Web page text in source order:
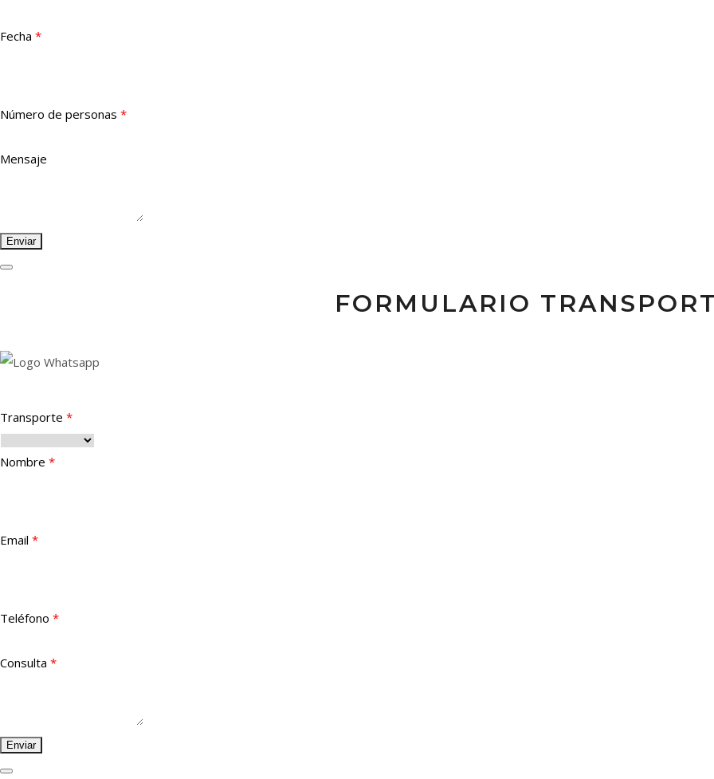
Fecha *
Número de personas *
Mensaje
FORMULARIO
Transporte *
Nombre *
Email *
Teléfono *
Consulta *